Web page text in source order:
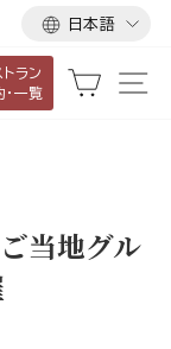
言
語
日本語
トラン
・一覧
カート
当地グル